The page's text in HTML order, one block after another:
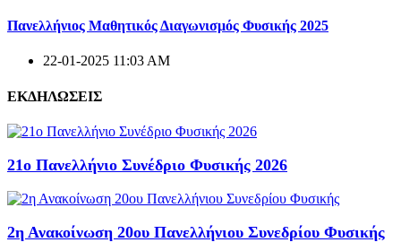
Πανελλήνιος Μαθητικός Διαγωνισμός Φυσικής 2025
22-01-2025 11:03 AM
ΕΚΔΗΛΩΣΕΙΣ
21ο Πανελλήνιο Συνέδριο Φυσικής 2026
2η Ανακοίνωση 20ου Πανελλήνιου Συνεδρίου Φυσικής